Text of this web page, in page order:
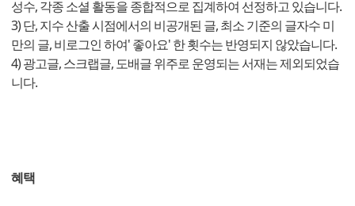
성수, 각종 소셜 활동을 종합적으로 집계하여 선정하고 있습니다.
3) 단, 지수 산출 시점에서의 비공개된 글, 최소 기준의 글자수 미
만의 글, 비로그인 하여' 좋아요' 한 횟수는 반영되지 않았습니다.
4) 광고글, 스크랩글, 도배글 위주로 운영되는 서재는 제외되었습
니다.
혜택